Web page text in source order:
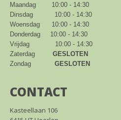
Maandag        10:00 - 14:30
Dinsdag           10:00 - 14:30
Woensdag      10:00 - 14:30
Donderdag     10:00 - 14:30
Vrijdag             10:00 - 14:30
Zaterdag GESLOTEN
Zondag GESLOTEN
CONTACT
Kasteellaan 106